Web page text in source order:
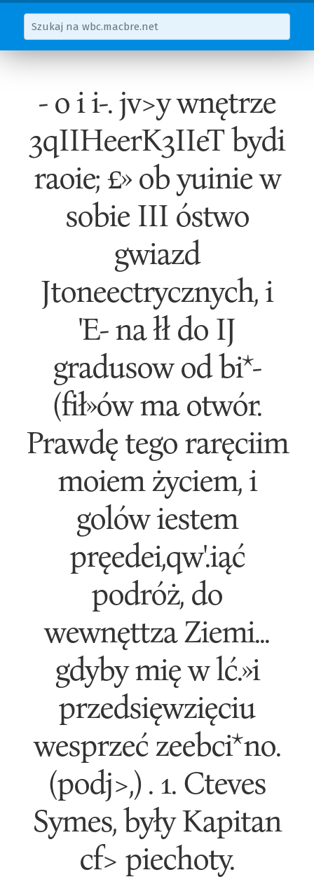
- o i i-. jv>y wnętrze
3qIIHeerK3IIeT bydi
raoie; £» ob yuinie w
sobie III óstwo
gwiazd
Jtoneectrycznych, i
'E- na łł do IJ
gradusow od bi*-
(fił»ów ma otwór.
Prawdę tego raręciim
moiem życiem, i
golów iestem
pręedei,qw'.iąć
podróż, do
wewnęttza Ziemi...
gdyby mię w lć.»i
przedsięwzięciu
wesprzeć zeebci*no.
(podj>,) . 1. Cteves
Symes, były Kapitan
cf> piechoty.